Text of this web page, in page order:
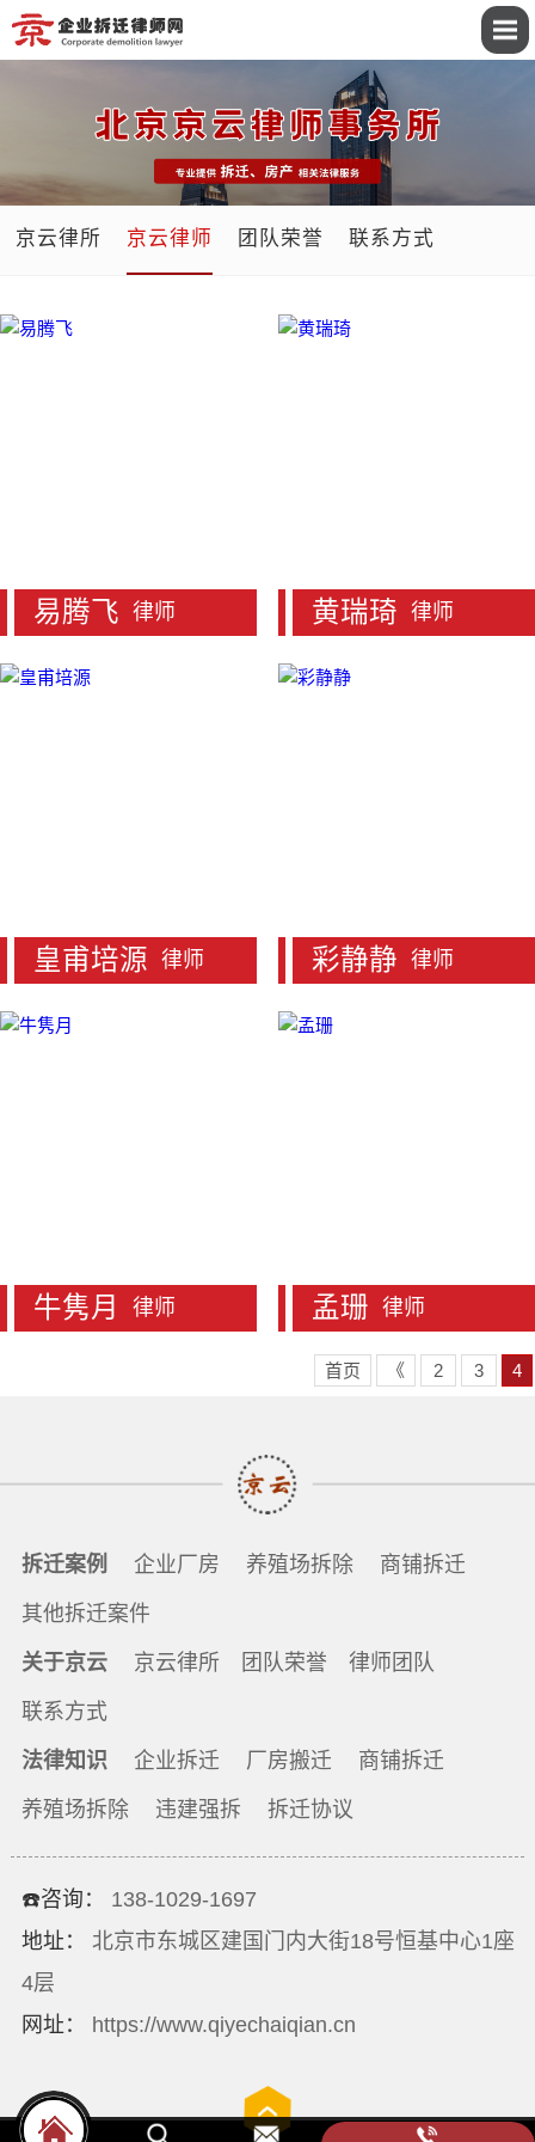
京云律所 京云律师 团队荣誉 联系方式
易腾飞 律师 黄瑞琦 律师
皇甫培源 律师 彩静静 律师
牛隽月 律师 孟珊 律师
首页 《 2 3 4
拆迁案例 企业厂房 养殖场拆除 商铺拆迁
其他拆迁案件
关于京云 京云律所 团队荣誉 律师团队
联系方式
法律知识 企业拆迁 厂房搬迁 商铺拆迁
养殖场拆除 违建强拆 拆迁协议
☎️咨询： 138-1029-1697
地址： 北京市东城区建国门内大街18号恒基中心1座
4层
网址： https://www.qiyechaiqian.cn